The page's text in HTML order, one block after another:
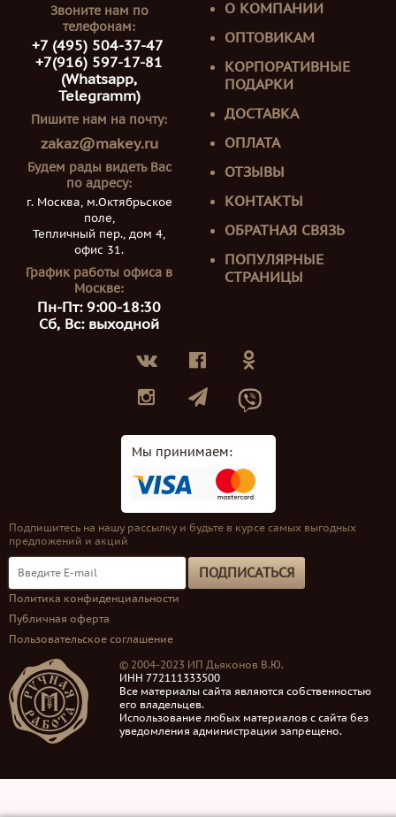
Звоните нам по
телефонам:
+7 (495) 504-37-47
+7(916) 597-17-81
(Whatsapp,
Telegramm)
Пишите нам на почту:
zakaz@makey.ru
Будем рады видеть Вас
по адресу:
г. Москва, м.Октябрьское
поле,
Тепличный пер., дом 4,
офис 31.
График работы офиса в
Москве:
Пн-Пт: 9:00-18:30
Сб, Вс: выходной
О КОМПАНИИ
ОПТОВИКАМ
КОРПОРАТИВНЫЕ
ПОДАРКИ
ДОСТАВКА
ОПЛАТА
ОТЗЫВЫ
КОНТАКТЫ
ОБРАТНАЯ СВЯЗЬ
ПОПУЛЯРНЫЕ
СТРАНИЦЫ
Мы принимаем:
Подпишитесь на нашу рассылку и будьте в курсе самых выгодных
предложений и акций
ПОДПИСАТЬСЯ
Политика конфиденциальности
Публичная оферта
Пользовательское соглашение
© 2004-2023 ИП Дьяконов В.Ю.
ИНН 772111333500
Все материалы сайта являются собственностью
его владельцев.
Использование любых материалов с сайта без
уведомления администрации запрещено.